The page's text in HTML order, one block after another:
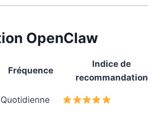
OpenClaw
Fréquence
Indice de
recommandation
Quotidienne